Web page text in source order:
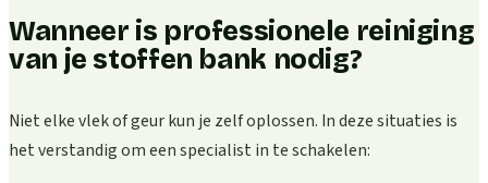
Wanneer is professionele reiniging
van je stoffen bank nodig?
Niet elke vlek of geur kun je zelf oplossen. In deze situaties is
het verstandig om een specialist in te schakelen: